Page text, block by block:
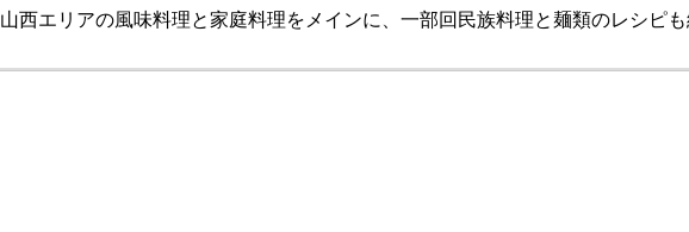
山西エリアの風味料理と家庭料理をメインに、一部回民族料理と麺類のレシピも